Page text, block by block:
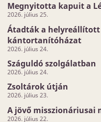
Megnyitotta kapuit a
2026. július 25.
Átadták a
kántortanítóházat
2026. július 24.
Száguldó szolgálatban
2026. július 24.
Zsoltárok útján
2026. július 23.
A jövő misszionáriusai
2026. július 22.